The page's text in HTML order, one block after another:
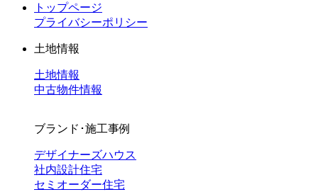
トップページ
プライバシーポリシー
土地情報
土地情報
中古物件情報
ブランド･施工事例
デザイナーズハウス
社内設計住宅
セミオーダー住宅